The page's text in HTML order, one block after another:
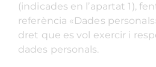
(indicades en l’apartat 1),
referència «Dades
dret que es vol exercir i
dades personals.